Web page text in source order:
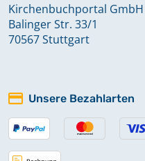
Kirchenbuchportal GmbH
Balinger Str. 33/1
70567 Stuttgart
Unsere Bezahlarten